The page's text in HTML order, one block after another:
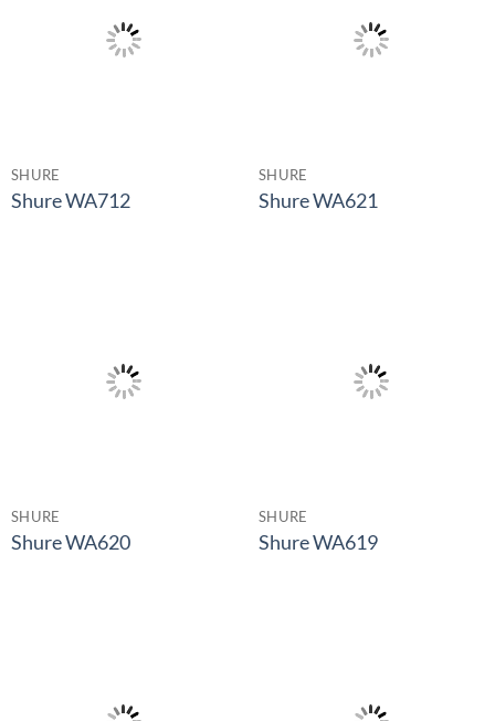
SHURE
Shure WA712
SHURE
Shure WA621
SHURE
Shure WA620
SHURE
Shure WA619